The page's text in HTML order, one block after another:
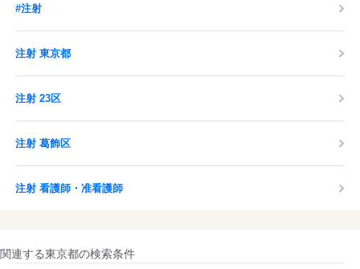
#注射
注射 東京都
注射 23区
注射 葛飾区
注射 看護師・准看護師
関連する東京都の検索条件